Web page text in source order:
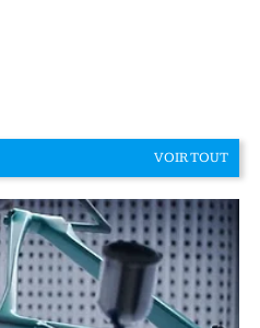
VOIR TOUT